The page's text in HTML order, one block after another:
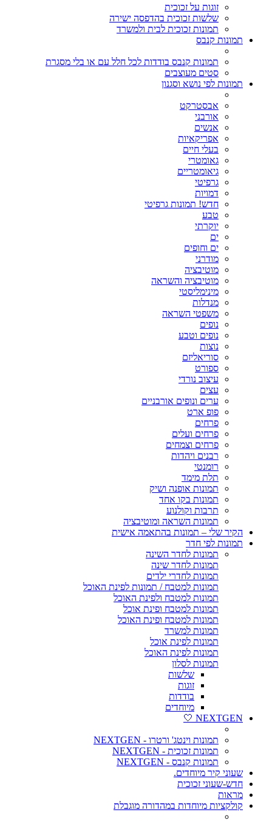
זוגות על זכוכית
שלשות זכוכית בהדפסה ישירה
תמונות זכוכית לבית ולמשרד
תמונות קנבס
תמונות קנבס בודדות לכל חלל עם או בלי מסגרת
סטים מעוצבים
תמונות לפי נושא וסגנון
אבסטרקט
אורבני
אנשים
אפריקאיות
בעלי חיים
גאומטרי
גיאומטריים
גרפיטי
דמויות
חדש! תמונות גרפיטי
טבע
יוקרתי
ים
ים וחופים
מודרני
מוטיבציה
מוטיבציה והשראה
מינימליסטי
מנדלות
משפטי השראה
נופים
נופים וטבע
נוצות
סוריאליזם
ספורט
עיצוב נורדי
עצים
ערים ונופים אורבניים
פופ ארט
פרחים
פרחים ועלים
פרחים וצמחים
רבנים ויהדות
רומנטי
תלת מימד
תמונות אופנה ושיק
תמונות בקו אחד
תרבות וקולנוע
תמונות השראה ומוטיבציה
הקיר שלי – תמונות בהתאמה אישית
תמונות לפי חדר
תמונות לחדר השינה
תמונות לחדר שינה
תמונות לחדרי ילדים
תמונות למטבח / תמונות לפינת האוכל
תמונות למטבח ולפינת האוכל
תמונות למטבח ופינת אוכל
תמונות למטבח ופינת האוכל
תמונות למשרד
תמונות לפינת אוכל
תמונות לפינת האוכל
תמונות לסלון
שלשות
זוגות
בודדות
מיוחדים
NEXTGEN 🤍
תמונות וינטג' ורטרו - NEXTGEN
תמונות זכוכית - NEXTGEN
תמונות קנבס - NEXTGEN
שעוני קיר מיוחדים.
חדש-שעוני זכוכית
מראות
קולקציות מיוחדות במהדורה מוגבלת